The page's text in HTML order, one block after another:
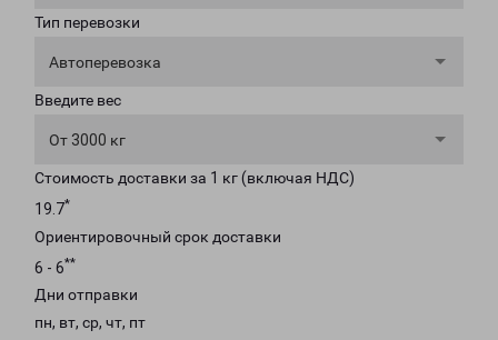
Тип перевозки
Автоперевозка
Введите вес
От 3000 кг
Стоимость доставки за 1 кг (включая НДС)
19.7*
Ориентировочный срок доставки
6 - 6**
Дни отправки
пн, вт, ср, чт, пт